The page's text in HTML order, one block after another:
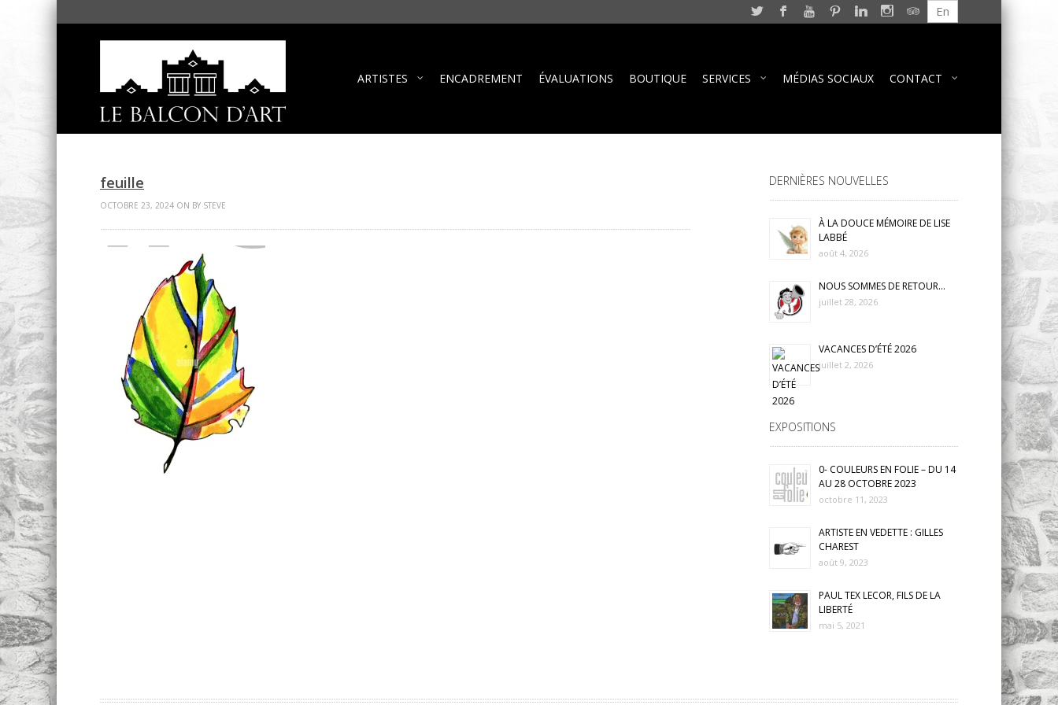
En
ARTISTES ENCADREMENT ÉVALUATIONS BOUTIQUE SERVICES MÉDIAS SOCIAUX CONTACT
feuille
OCTOBRE 23, 2024 ON BY STEVE
DERNIÈRES NOUVELLES
À LA DOUCE MÉMOIRE DE LISE
LABBÉ
août 4, 2026
NOUS SOMMES DE RETOUR…
juillet 28, 2026
VACANCES D’ÉTÉ 2026
juillet 2, 2026
EXPOSITIONS
0- COULEURS EN FOLIE – DU 14
AU 28 OCTOBRE 2023
octobre 11, 2023
ARTISTE EN VEDETTE : GILLES
CHAREST
août 9, 2023
PAUL TEX LECOR, FILS DE LA
LIBERTÉ
mai 5, 2021